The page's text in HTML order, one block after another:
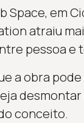
Space, em
atraiu
pessoa e
a obra
conceito.